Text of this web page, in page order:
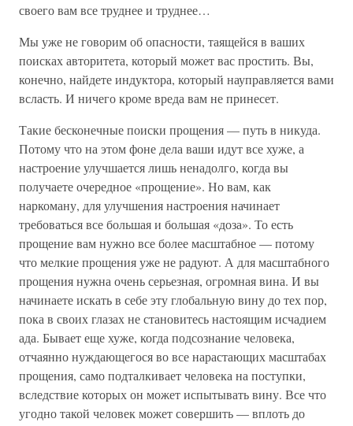
своего вам все труднее и труднее…
Мы уже не говорим об опасности, таящейся в ваших
поисках авторитета, который может вас простить. Вы,
конечно, найдете индуктора, который науправляется вами
всласть. И ничего кроме вреда вам не принесет.
Такие бесконечные поиски прощения — путь в никуда.
Потому что на этом фоне дела ваши идут все хуже, а
настроение улучшается лишь ненадолго, когда вы
получаете очередное «прощение». Но вам, как
наркоману, для улучшения настроения начинает
требоваться все большая и большая «доза». То есть
прощение вам нужно все более масштабное — потому
что мелкие прощения уже не радуют. А для масштабного
прощения нужна очень серьезная, огромная вина. И вы
начинаете искать в себе эту глобальную вину до тех пор,
пока в своих глазах не становитесь настоящим исчадием
ада. Бывает еще хуже, когда подсознание человека,
отчаянно нуждающегося во все нарастающих масштабах
прощения, само подталкивает человека на поступки,
вследствие которых он может испытывать вину. Все что
угодно такой человек может совершить — вплоть до